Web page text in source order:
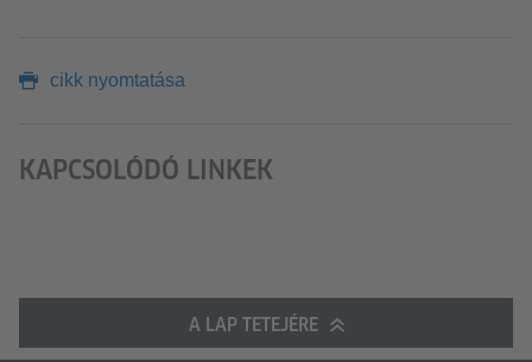
cikk nyomtatása
KAPCSOLÓDÓ LINKEK
A LAP TETEJÉRE